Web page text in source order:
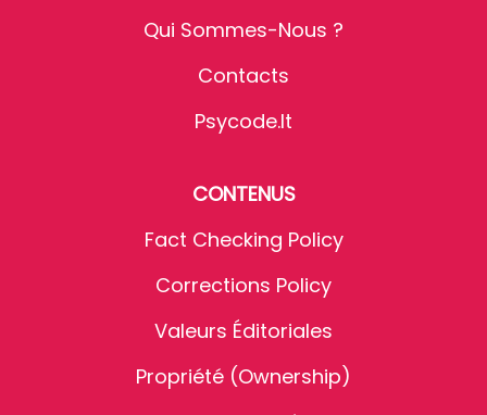
Qui Sommes-Nous ?
Contacts
Psycode.it
CONTENUS
Fact Checking Policy
Corrections Policy
Valeurs Éditoriales
Propriété (Ownership)